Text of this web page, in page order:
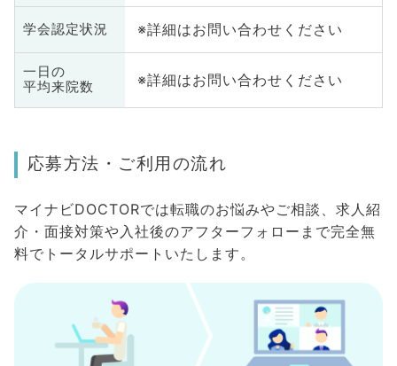
学会認定状況 ※詳細はお問い合わせください
一日の
平均来院数
※詳細はお問い合わせください
応募方法・ご利用の流れ
マイナビDOCTORでは転職のお悩みやご相談、求人紹
介・面接対策や入社後のアフターフォローまで完全無
料でトータルサポートいたします。